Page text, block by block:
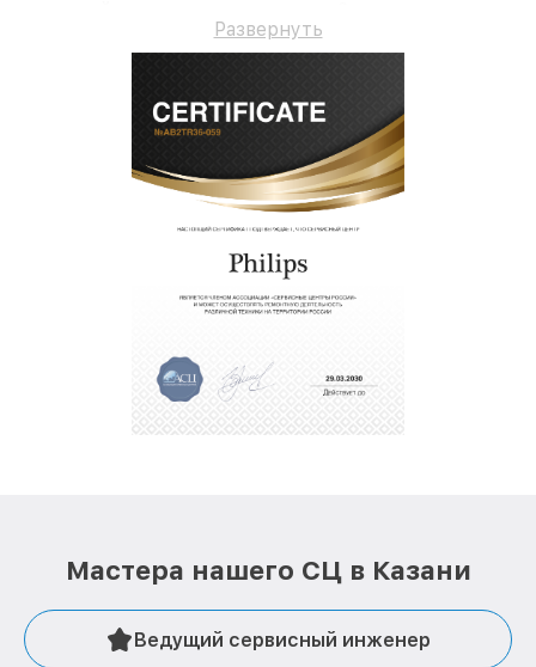
Развернуть
Мастера нашего СЦ в Казани
Ведущий сервисный инженер